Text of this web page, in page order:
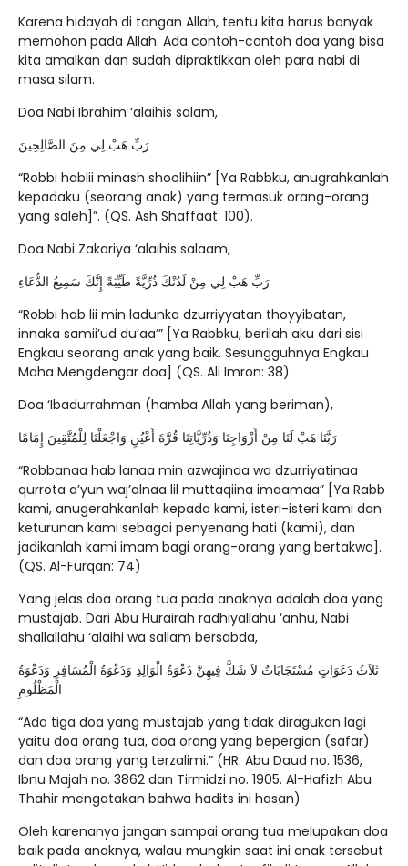
Karena hidayah di tangan Allah, tentu kita harus banyak
memohon pada Allah. Ada contoh-contoh doa yang bisa
kita amalkan dan sudah dipraktikkan oleh para nabi di
masa silam.
Doa Nabi Ibrahim ‘alaihis salam,
رَبِّ هَبْ لِي مِنَ الصَّالِحِينَ
“Robbi hablii minash shoolihiin” [Ya Rabbku, anugrahkanlah
kepadaku (seorang anak) yang termasuk orang-orang
yang saleh]”. (QS. Ash Shaffaat: 100).
Doa Nabi Zakariya ‘alaihis salaam,
رَبِّ هَبْ لِي مِنْ لَدُنْكَ ذُرِّيَّةً طَيِّبَةً إِنَّكَ سَمِيعُ الدُّعَاءِ
“Robbi hab lii min ladunka dzurriyyatan thoyyibatan,
innaka samii’ud du’aa’” [Ya Rabbku, berilah aku dari sisi
Engkau seorang anak yang baik. Sesungguhnya Engkau
Maha Mengdengar doa] (QS. Ali Imron: 38).
Doa ‘Ibadurrahman (hamba Allah yang beriman),
رَبَّنَا هَبْ لَنَا مِنْ أَزْوَاجِنَا وَذُرِّيَّاتِنَا قُرَّةَ أَعْيُنٍ وَاجْعَلْنَا لِلْمُتَّقِينَ إِمَامًا
“Robbanaa hab lanaa min azwajinaa wa dzurriyatinaa
qurrota a’yun waj’alnaa lil muttaqiina imaamaa” [Ya Rabb
kami, anugerahkanlah kepada kami, isteri-isteri kami dan
keturunan kami sebagai penyenang hati (kami), dan
jadikanlah kami imam bagi orang-orang yang bertakwa].
(QS. Al-Furqan: 74)
Yang jelas doa orang tua pada anaknya adalah doa yang
mustajab. Dari Abu Hurairah radhiyallahu ‘anhu, Nabi
shallallahu ‘alaihi wa sallam bersabda,
ثَلاَثُ دَعَوَاتٍ مُسْتَجَابَاتٌ لاَ شَكَّ فِيهِنَّ دَعْوَةُ الْوَالِدِ وَدَعْوَةُ الْمُسَافِرِ وَدَعْوَةُ
الْمَظْلُومِ
“Ada tiga doa yang mustajab yang tidak diragukan lagi
yaitu doa orang tua, doa orang yang bepergian (safar)
dan doa orang yang terzalimi.” (HR. Abu Daud no. 1536,
Ibnu Majah no. 3862 dan Tirmidzi no. 1905. Al-Hafizh Abu
Thahir mengatakan bahwa hadits ini hasan)
Oleh karenanya jangan sampai orang tua melupakan doa
baik pada anaknya, walau mungkin saat ini anak tersebut